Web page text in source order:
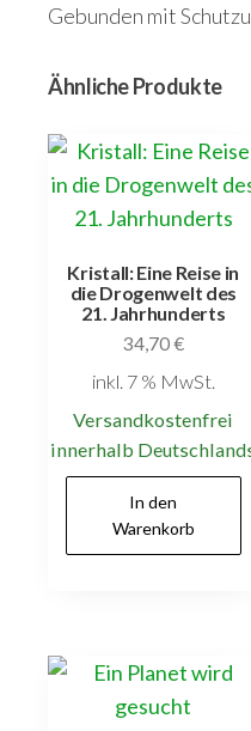
Gebunden mit
Ähnliche Produkte
Kristall: Eine Reise in
die Drogenwelt des
21. Jahrhunderts
34,70€
inkl. 7 % MwSt.
Versandkostenfrei
innerhalb
In den
Warenkorb